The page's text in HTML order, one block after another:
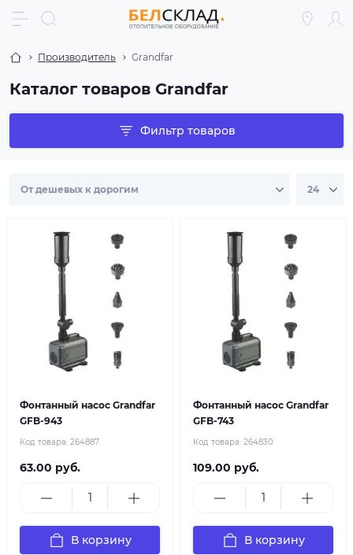
Производитель Grandfar
Каталог товаров Grandfar
Фильтр товаров
Фонтанный насос Grandfar
GFB-943
Код товара: 264887
63.00 руб.
В корзину
Фонтанный насос Grandfar
GFB-743
Код товара: 264830
109.00 руб.
В корзину